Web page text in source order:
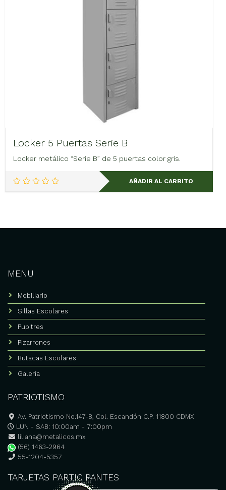
Locker 5 Puertas Serie B
Locker metálico “Serie B” de 5 puertas color gris.
AÑADIR AL CARRITO
MENU
Mobiliario
Sillas Escolares
Pupitres
Pizarrones
Butacas Escolares
Galería
PATRIOTISMO
Av. Patriotismo No.147-B, Col. Escandón C.P. 11800 CDMX
LUN - SAB: 10:00am - 7:00pm
liliana@metalicos.mx
(56) 1463-2964
55-1204-5357
TARJETAS PARTICIPANTES